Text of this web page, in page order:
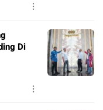
Di